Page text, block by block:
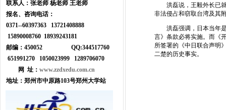
联系人： 张老师 杨老师 王老师
报名、咨询电话：
0371--60397363 13721408888
15890008760 18939243181
邮编：450052 QQ:344517760
651991270 1050023999
1289706070
网 址： www.zzdxedu.com.cn
地址： 郑州市中原路103号郑州大学站
洪磊说，王毅外长已就
非法侵占和窃取台湾及其
洪磊强调，日本当年是
言》条款必将实施。而《
所签署的《中日联合声明
二楚的历史事实。